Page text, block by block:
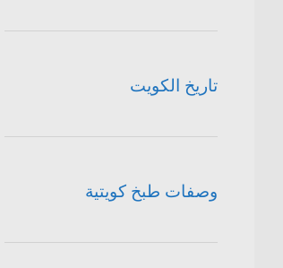
تاريخ الكويت
وصفات طبخ كويتية